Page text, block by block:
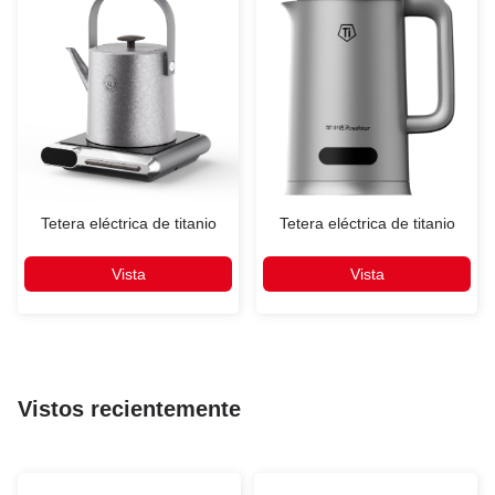
Tetera eléctrica de titanio
Vista
Tetera eléctrica de titanio
Vista
Vistos recientemente